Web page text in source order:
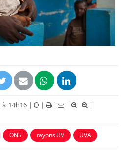
à 14h16 | | | |
|
ONS rayons UV UVA